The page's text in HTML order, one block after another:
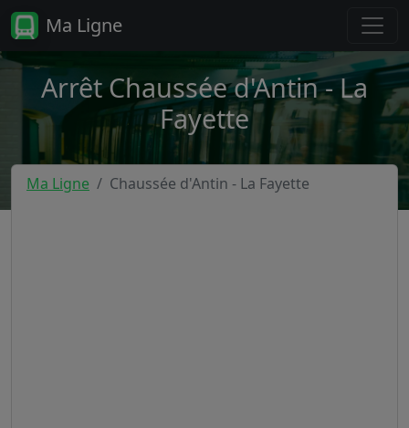
Ma Ligne
Arrêt Chaussée d'Antin - La
Fayette
Ma Ligne Chaussée d'Antin - La Fayette